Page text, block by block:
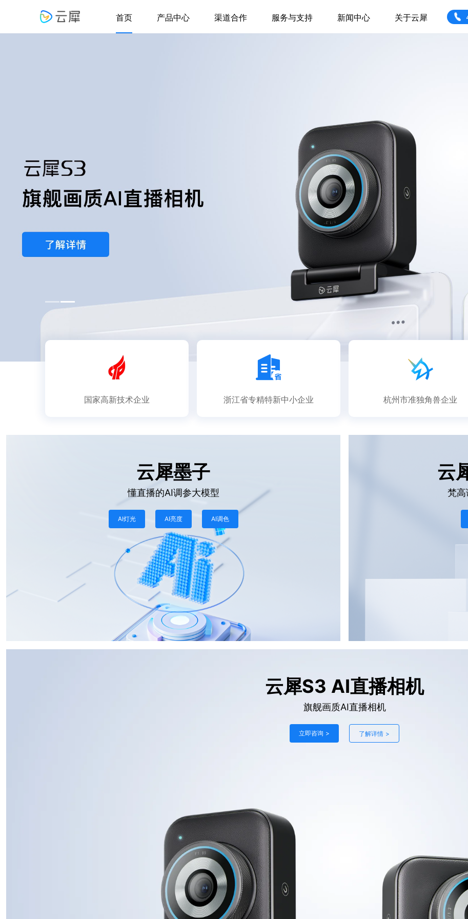
首页 产品中心 渠道合作 服务与支持 新闻中心 关于云犀
国家高新技术企业 浙江省专精特新中小企业 杭州市准独角兽企业
云犀墨子
懂直播的AI调参大模型
AI灯光 AI亮度 AI调色
云
梵
云犀S3 AI直播相机
旗舰画质AI直播相机
立即咨询 > 了解详情 >